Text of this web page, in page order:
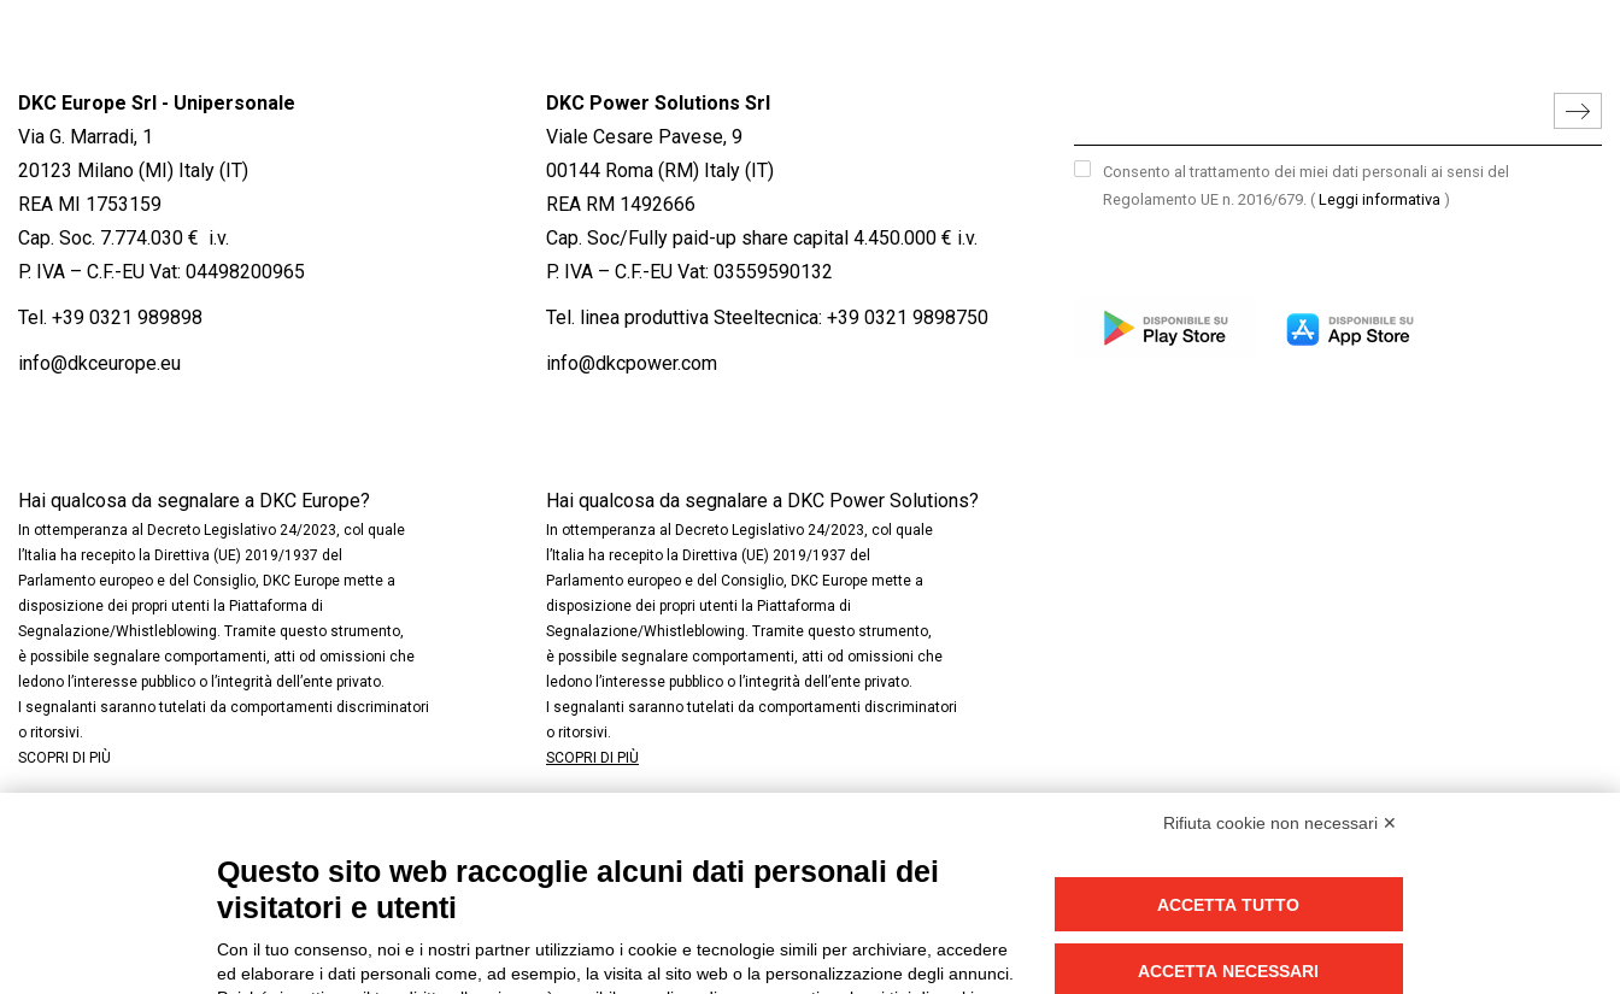
DKC Europe Srl - Unipersonale
Via G. Marradi, 1
20123 Milano (MI) Italy (IT)
REA MI 1753159
Cap. Soc. 7.774.030 € i.v.
P. IVA – C.F.-EU Vat: 04498200965
Tel. +39 0321 989898
info@dkceurope.eu
Hai qualcosa da segnalare a DKC Europe?
In ottemperanza al Decreto Legislativo 24/2023, col quale
l’Italia ha recepito la Direttiva (UE) 2019/1937 del
Parlamento europeo e del Consiglio, DKC Europe mette a
disposizione dei propri utenti la Piattaforma di
Segnalazione/Whistleblowing. Tramite questo strumento,
è possibile segnalare comportamenti, atti od omissioni che
ledono l’interesse pubblico o l’integrità dell’ente privato.
I segnalanti saranno tutelati da comportamenti discriminatori
o ritorsivi.
SCOPRI DI PIÙ
DKC Power Solutions Srl
Viale Cesare Pavese, 9
00144 Roma (RM) Italy (IT)
REA RM 1492666
Cap. Soc/Fully paid-up share capital 4.450.000 € i.v.
P. IVA – C.F.-EU Vat: 03559590132
Tel. linea produttiva Steeltecnica: +39 0321 9898750
info@dkcpower.com
Hai qualcosa da segnalare a DKC Power Solutions?
In ottemperanza al Decreto Legislativo 24/2023, col quale
l’Italia ha recepito la Direttiva (UE) 2019/1937 del
Parlamento europeo e del Consiglio, DKC Europe mette a
disposizione dei propri utenti la Piattaforma di
Segnalazione/Whistleblowing. Tramite questo strumento,
è possibile segnalare comportamenti, atti od omissioni che
ledono l’interesse pubblico o l’integrità dell’ente privato.
I segnalanti saranno tutelati da comportamenti discriminatori
o ritorsivi.
SCOPRI DI PIÙ
Consento al trattamento dei miei dati personali ai sensi del
Regolamento UE n. 2016/679. ( Leggi informativa )
FACEBOOK LINKEDIN / YOUTUBE INSTAGRAM
Privacy -Cookies -Modifica preferenze Cookie
Rifiuta cookie non necessari ✕
Questo sito web raccoglie alcuni dati personali dei
visitatori e utenti
Con il tuo consenso, noi e i nostri partner utilizziamo i cookie e tecnologie simili per archiviare, accedere
ed elaborare i dati personali come, ad esempio, la visita al sito web o la personalizzazione degli annunci.
ACCETTA TUTTO
ACCETTA NECESSARI